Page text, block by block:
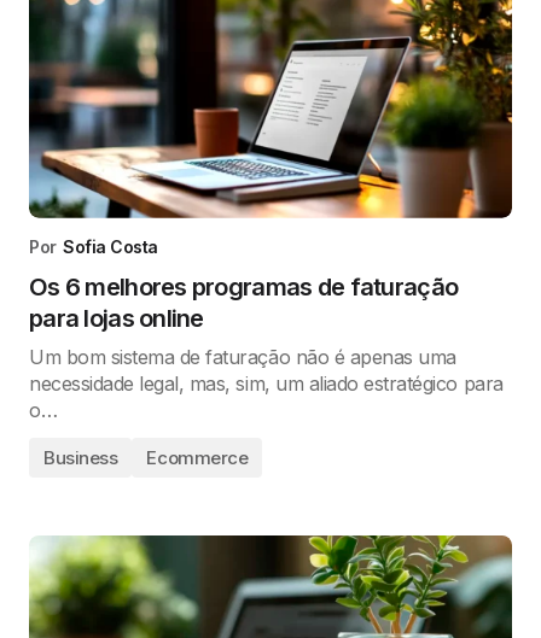
Por Sofia Costa
Os 6 melhores programas de faturação
para lojas online
Um bom sistema de faturação não é apenas uma
necessidade legal, mas, sim, um aliado estratégico para
o…
Business Ecommerce